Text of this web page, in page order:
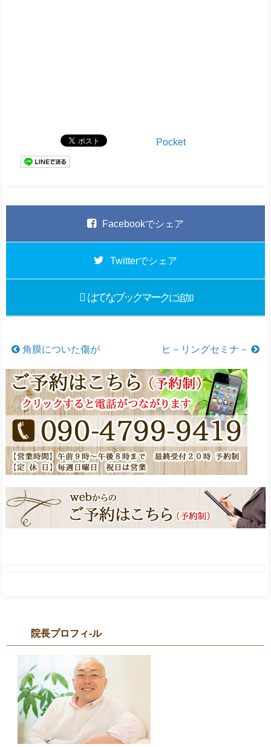
Pocket
Facebookでシェア
Twitterでシェア
はてなブックマークに追加
角膜についた傷が ヒ－リングセミナ－
院長プロフィ-ル